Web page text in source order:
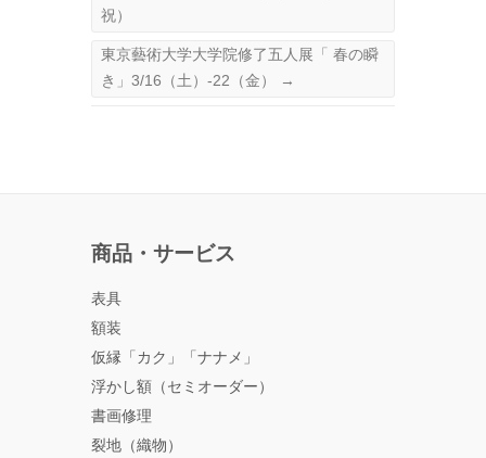
祝）
東京藝術大学大学院修了五人展「 春の瞬
き」3/16（土）-22（金）
→
商品・サービス
表具
額装
仮縁「カク」「ナナメ」
浮かし額（セミオーダー）
書画修理
裂地（織物）